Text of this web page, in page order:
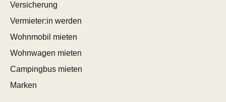
Versicherung
Vermieter:in werden
Wohnmobil mieten
Wohnwagen mieten
Campingbus mieten
Marken